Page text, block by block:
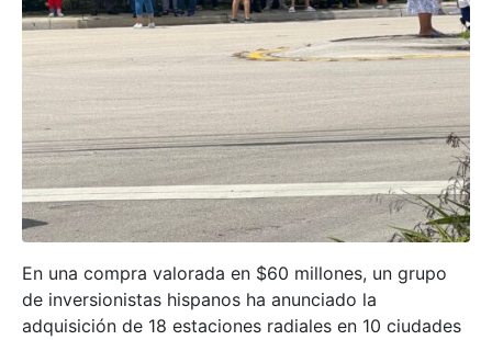
En una compra valorada en $60 millones, un grupo
de inversionistas hispanos ha anunciado la
adquisición de 18 estaciones radiales en 10 ciudades